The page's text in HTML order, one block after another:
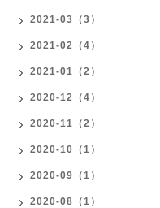
2021-03（3）
2021-02（4）
2021-01（2）
2020-12（4）
2020-11（2）
2020-10（1）
2020-09（1）
2020-08（1）